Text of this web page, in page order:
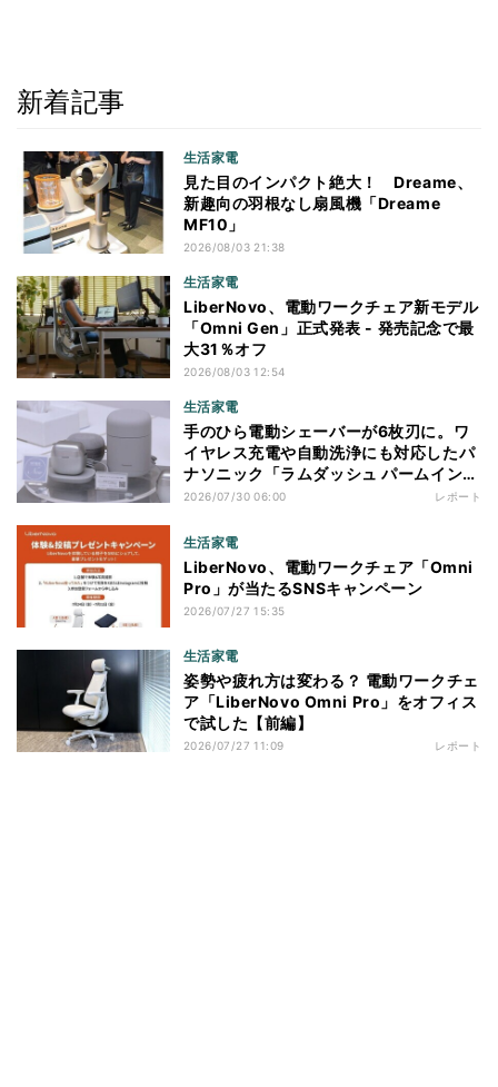
新着記事
生活家電
見た目のインパクト絶大！ Dreame、
新趣向の羽根なし扇風機「Dreame
MF10」
2026/08/03 21:38
生活家電
LiberNovo、電動ワークチェア新モデル
「Omni Gen」正式発表 - 発売記念で最
大31％オフ
2026/08/03 12:54
生活家電
手のひら電動シェーバーが6枚刃に。ワ
イヤレス充電や自動洗浄にも対応したパ
ナソニック「ラムダッシュ パームイン
プロ」を体験
2026/07/30 06:00 レポート
生活家電
LiberNovo、電動ワークチェア「Omni
Pro」が当たるSNSキャンペーン
2026/07/27 15:35
生活家電
姿勢や疲れ方は変わる？ 電動ワークチェ
ア「LiberNovo Omni Pro」をオフィス
で試した【前編】
2026/07/27 11:09 レポート